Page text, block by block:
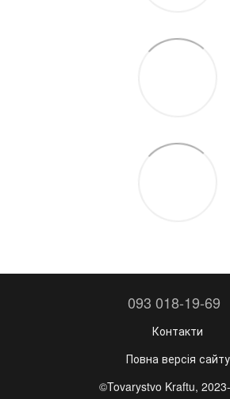
093 018-19-69
Контакти
Повна версія сайту
©Tovarystvo Kraftu,